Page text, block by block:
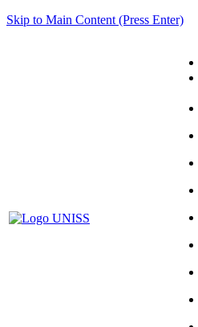
Skip to Main Content (Press Enter)